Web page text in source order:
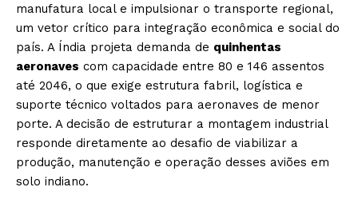
manufatura local e impulsionar o transporte regional,
um vetor crítico para integração econômica e social do
país. A Índia projeta demanda de quinhentas
aeronaves com capacidade entre 80 e 146 assentos
até 2046, o que exige estrutura fabril, logística e
suporte técnico voltados para aeronaves de menor
porte. A decisão de estruturar a montagem industrial
responde diretamente ao desafio de viabilizar a
produção, manutenção e operação desses aviões em
solo indiano.